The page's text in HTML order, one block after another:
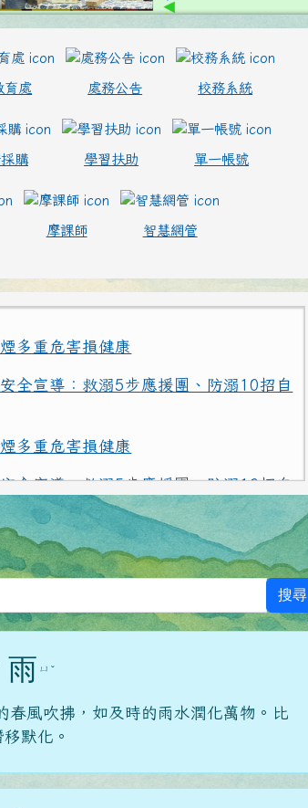
育處 處務公告 校務系統
購 學習扶助 單一帳號
摩課師 智慧網管
煙多重危害損健康
多重危害損健康
搜尋
雨 ㄩ ˇ
春風吹拂，如及時的雨水潤化萬物。比
默化。